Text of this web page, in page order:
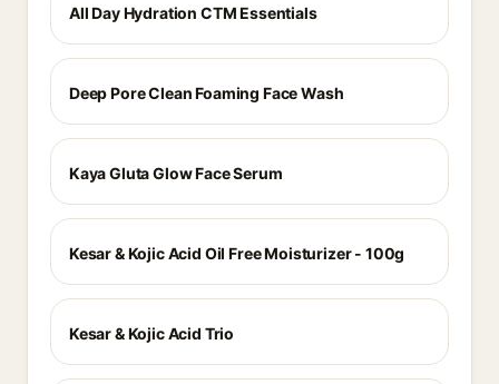
All Day Hydration CTM Essentials
Deep Pore Clean Foaming Face Wash
Kaya Gluta Glow Face Serum
Kesar & Kojic Acid Oil Free Moisturizer - 100g
Kesar & Kojic Acid Trio